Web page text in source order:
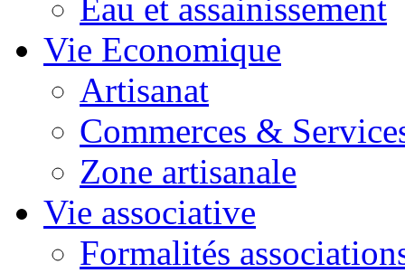
Eau et assainissement
Vie Economique
Artisanat
Commerces &
Zone artisanale
Vie associative
Formalités